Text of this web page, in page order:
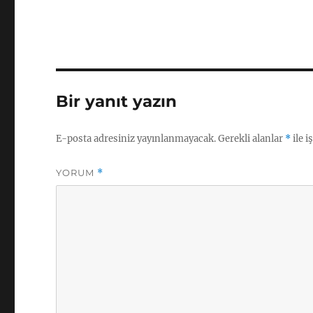
Bir yanıt yazın
E-posta adresiniz yayınlanmayacak.Gerekli alanlar *ile
YORUM *